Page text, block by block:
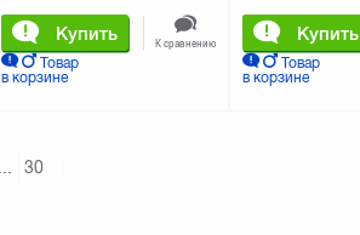
Купить
Товар
в корзине
К сравнению
Купить
Товар
в корзине
30